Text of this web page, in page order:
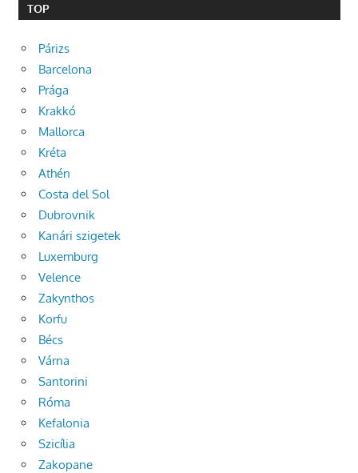
TOP
Párizs
Barcelona
Prága
Krakkó
Mallorca
Kréta
Athén
Costa del Sol
Dubrovnik
Kanári szigetek
Luxemburg
Velence
Zakynthos
Korfu
Bécs
Várna
Santorini
Róma
Kefalonia
Szicília
Zakopane